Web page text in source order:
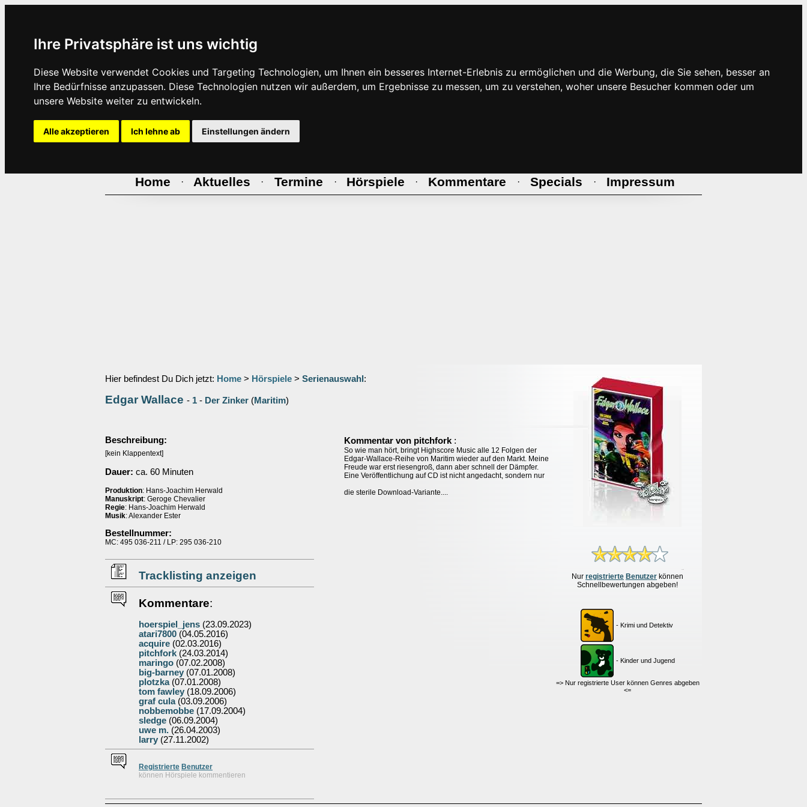
Ihre Privatsphäre ist uns wichtig
Diese Website verwendet Cookies und Targeting Technologien, um Ihnen ein besseres Internet-Erlebnis zu ermöglichen und die Werbung, die Sie sehen, besser an
Ihre Bedürfnisse anzupassen. Diese Technologien nutzen wir außerdem, um Ergebnisse zu messen, um zu verstehen, woher unsere Besucher kommen oder um
unsere Website weiter zu entwickeln.
Alle akzeptieren Ich lehne ab Einstellungen ändern
Home · Aktuelles · Termine · Hörspiele · Kommentare · Specials · Impressum
Hier befindest Du Dich jetzt: Home > Hörspiele > Serienauswahl :
Edgar Wallace - 1 - Der Zinker (Maritim)
Nur registrierte Benutzer können
Schnellbewertungen abgeben!
- Krimi und Detektiv
- Kinder und Jugend
=> Nur registrierte User können Genres abgeben
<=
Beschreibung:
[kein Klappentext]
Dauer: ca. 60 Minuten
Produktion: Hans-Joachim Herwald
Manuskript: Geroge Chevalier
Regie: Hans-Joachim Herwald
Musik: Alexander Ester
Bestellnummer:
MC: 495 036-211 / LP: 295 036-210
Tracklisting anzeigen
Kommentare:
hoerspiel_jens (23.09.2023)
atari7800 (04.05.2016)
acquire (02.03.2016)
pitchfork (24.03.2014)
maringo (07.02.2008)
big-barney (07.01.2008)
plotzka(07.01.2008)
tom fawley (18.09.2006)
graf cula(03.09.2006)
nobbemobbe (17.09.2004)
sledge (06.09.2004)
uwe m. (26.04.2003)
larry (27.11.2002)
Registrierte Benutzer
können Hörspiele kommentieren
Kommentar von pitchfork :
So wie man hört, bringt Highscore Music alle 12 Folgen der
Edgar-Wallace-Reihe von Maritim wieder auf den Markt. Meine
Freude war erst riesengroß, dann aber schnell der Dämpfer.
Eine Veröffentlichung auf CD ist nicht angedacht, sondern nur
die sterile Download-Variante....